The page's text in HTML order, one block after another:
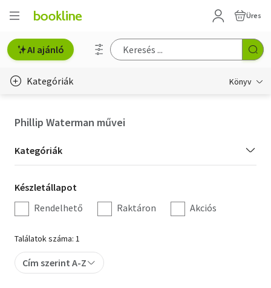
Üres
AI ajánló
Kategóriák Könyv
Hobbi, szabadidő
Irodalom
Művészet
Szakkönyv
Phillip Waterman művei
Kategória
szűrés
Kategóriák
Készletállapot
szűrés
Készletállapot
Rendelhető
Raktáron Akciós
Találatok száma: 1
Cím szerint A-Z